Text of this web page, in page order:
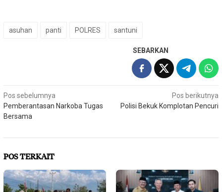
asuhan panti POLRES santuni
SEBARKAN
Navigasi
pos
Pos sebelumnya
Pemberantasan Narkoba Tugas
Bersama
Pos berikutnya
Polisi Bekuk Komplotan Pencuri
POS TERKAIT